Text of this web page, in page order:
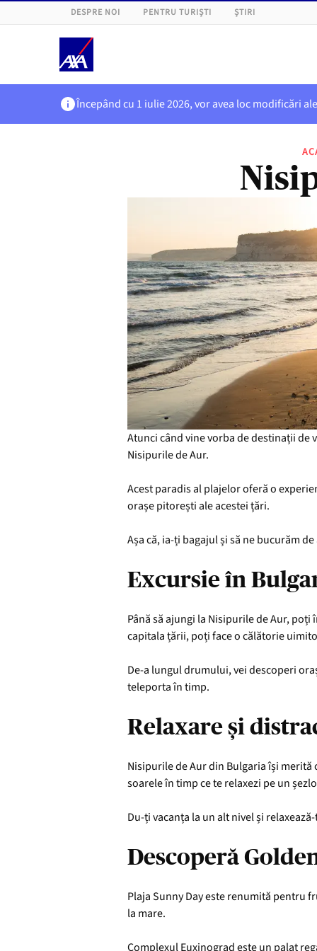
DESPRE NOI PENTRU TURIȘTI ȘTIRI
Începând cu 1 iulie 2026, vor avea loc modificări
Atunci când vine vorba de destinații
Nisipurile de Aur.
Acest paradis al plajelor oferă o
orașe pitorești ale acestei țări.
Așa că, ia-ți bagajul și să ne bucurăm
Excursie în
Până să ajungi la Nisipurile de Aur,
capitala țării, poți face o călătorie
De-a lungul drumului, vei descoperi
teleporta în timp.
Relaxare și
Nisipurile de Aur din Bulgaria își
soarele în timp ce te relaxezi pe un
Du-ți vacanța la un alt nivel și
Descoperă
Plaja Sunny Day este renumită pentru
la mare.
Complexul Euxinograd este un palat